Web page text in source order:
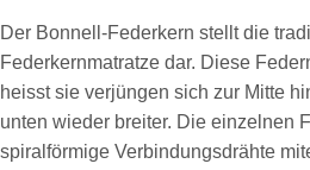
Der Bonnell-Federkern stellt die
Federkernmatratze dar. Diese
heisst sie verjüngen sich zur Mitte
unten wieder breiter. Die einzelnen
spiralförmige Verbindungsdrähte